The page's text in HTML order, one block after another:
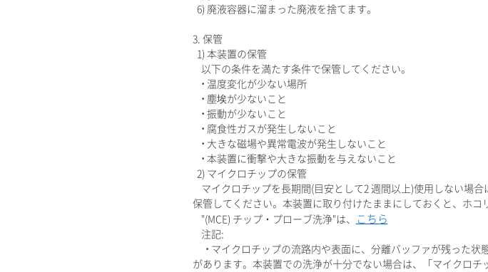
6) 廃液容器に溜まった廃液を捨てます。
3. 保管
1) 本装置の保管
以下の条件を満たす条件で保管してください。
• 温度変化が少ない場所
• 塵埃が少ないこと
• 振動が少ないこと
• 腐食性ガスが発生しないこと
• 大きな磁場や異常電波が発生しないこと
• 本装置に衝撃や大きな振動を与えないこと
2) マイクロチップの保管
マイクロチップを長期間(目安として2 週間以上)使用しない場
保管してください。本装置に取り付けたままにしておくと、ホコ
"(MCE) チップ・プローブ洗浄"は、
こちら
注記:
• マイクロチップの流路内や表面に、分離バッファが残った状
があります。本装置での洗浄が十分でない場合は、「マイクロ